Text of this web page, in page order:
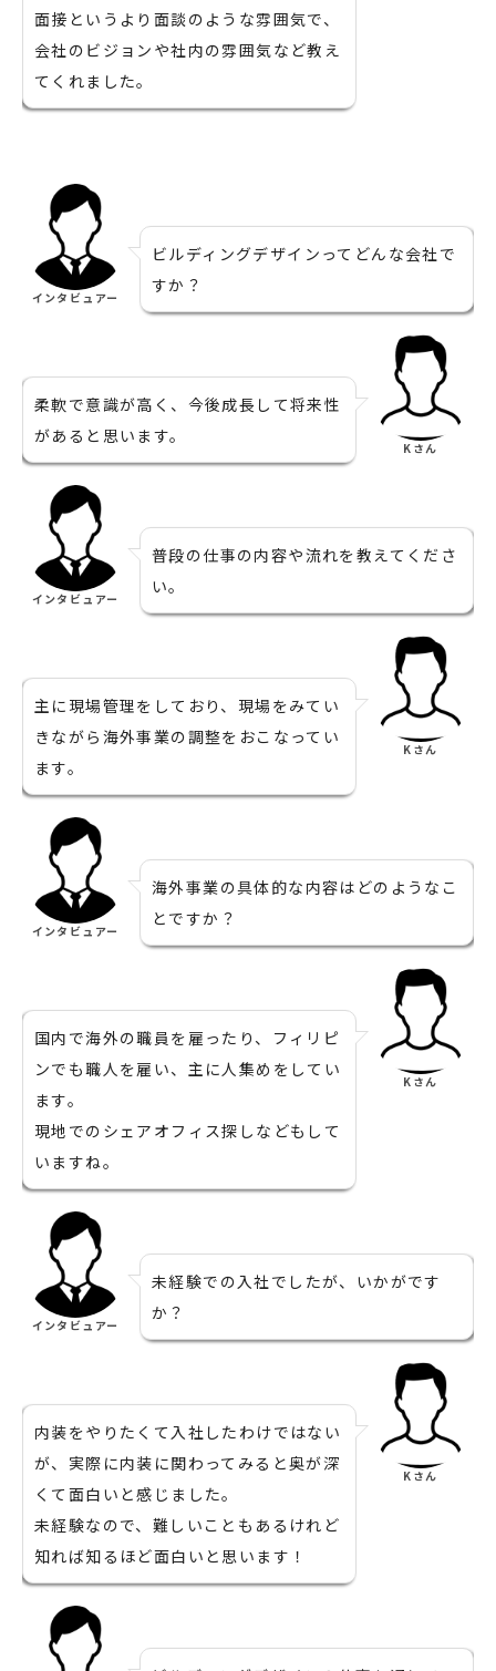
面接というより面談のような雰囲気で、
会社のビジョンや社内の雰囲気など教え
てくれました。
インタビュアー
ビルディングデザインってどんな会社で
すか？
柔軟で意識が高く、今後成長して将来性
があると思います。
Kさん
インタビュアー
普段の仕事の内容や流れを教えてくださ
い。
主に現場管理をしており、現場をみてい
きながら海外事業の調整をおこなってい
ます。
Kさん
インタビュアー
海外事業の具体的な内容はどのようなこ
とですか？
国内で海外の職員を雇ったり、フィリピ
ンでも職人を雇い、主に人集めをしてい
ます。
現地でのシェアオフィス探しなどもして
いますね。
Kさん
インタビュアー
未経験での入社でしたが、いかがです
か？
内装をやりたくて入社したわけではない
が、実際に内装に関わってみると奥が深
くて面白いと感じました。
未経験なので、難しいこともあるけれど
知れば知るほど面白いと思います！
Kさん